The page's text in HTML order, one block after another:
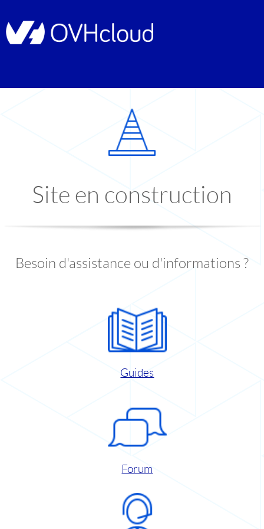
Site en construction
Besoin d'assistance ou d'informations ?
Guides
Forum